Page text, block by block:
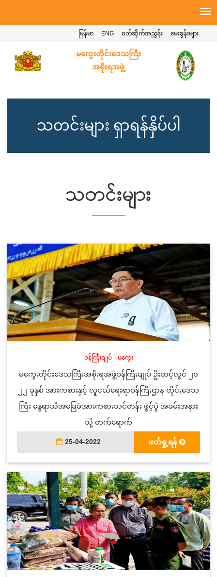
မေးခွန်းများ
ဝဘ်ဆိုက်အညွှန်း
ENG
မြန်မာ
မကွေးတိုင်းဒေသကြီး
အစိုးရအဖွဲ့
သတင်းများ ရှာရန်နှိပ်ပါ
သတင်းများ
ဝန်ကြီးချုပ်| မကွေး
မကွေးတိုင်းဒေသကြီးအစိုးရအဖွဲ့ဝန်ကြီးချုပ် ဦးတင့်လွင် ၂၀
၂၂ ခုနှစ် အားကစားနှင့် လူငယ်ရေးရာဝန်ကြီးဌာန တိုင်းဒေသ
ကြီး နွေရာသီအခြေခံအားကစားသင်တန်း ဖွင့်ပွဲ အခမ်းအနား
သို့ တက်ရောက်
25-04-2022 ဖတ်ရှု့ရန်